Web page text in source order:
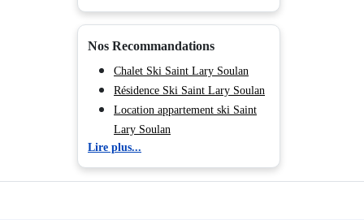
ESF La Mongie
Nos Recommandations
Chalet Ski Saint Lary Soulan
Résidence Ski Saint Lary Soulan
Location appartement ski Saint
Lary Soulan
Hôtel Ski Saint Lary Soulan
Lire plus...